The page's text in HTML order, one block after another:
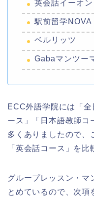
英会話イーオン
駅前留学NOVA
ベルリッツ
Gabaマンツー
ECC外語学院には「
ース」「日本語教師コ
多くありましたので、
「英会話コース」を比
グループレッスン・マ
とめているので、次項